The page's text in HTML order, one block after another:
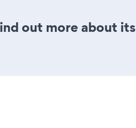
out more about its